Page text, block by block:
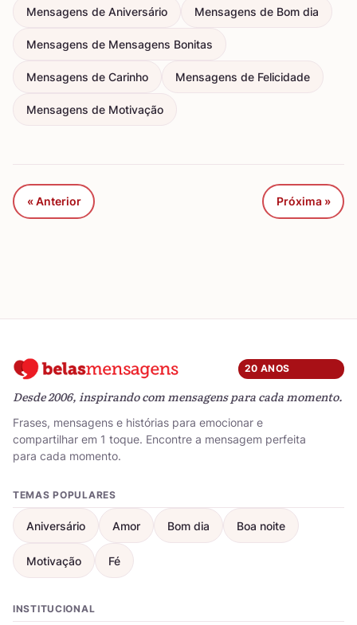
Mensagens de Aniversário Mensagens de Bom dia
Mensagens de Mensagens Bonitas
Mensagens de Carinho Mensagens de Felicidade
Mensagens de Motivação
« Anterior Próxima »
20 ANOS
Desde 2006, inspirando com mensagens para cada momento.
Frases, mensagens e histórias para emocionar e
compartilhar em 1 toque. Encontre a mensagem perfeita
para cada momento.
TEMAS POPULARES
Aniversário Amor Bom dia Boa noite
Motivação Fé
INSTITUCIONAL